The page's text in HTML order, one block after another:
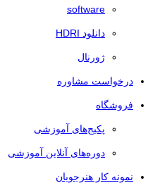
software
دانلود HDRI
ژورنال
درخواست مشاوره
فروشگاه
پکیج‌های آموزشی
دوره‌های آنلاین آموزشی
نمونه کار هنرجویان